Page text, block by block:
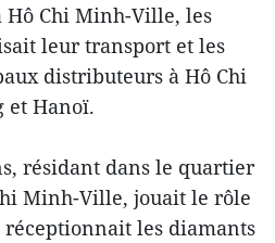
Hô Chi Minh-Ville, les
leur transport et les
distributeurs à Hô Chi
et Hanoï.
résidant dans le quartier
Minh-Ville, jouait le rôle
les diamants